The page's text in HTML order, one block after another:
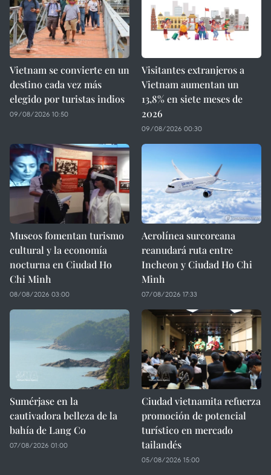
Vietnam se convierte en un
destino cada vez más
elegido por turistas indios
09/08/2026 10:50
Visitantes extranjeros a
Vietnam aumentan un
13,8% en siete meses de
2026
09/08/2026 00:30
Museos fomentan turismo
cultural y la economía
nocturna en Ciudad Ho
Chi Minh
08/08/2026 03:00
Aerolínea surcoreana
reanudará ruta entre
Incheon y Ciudad Ho Chi
Minh
07/08/2026 17:33
Sumérjase en la
cautivadora belleza de la
bahía de Lang Co
07/08/2026 01:00
Ciudad vietnamita refuerza
promoción de potencial
turístico en mercado
tailandés
05/08/2026 15:00